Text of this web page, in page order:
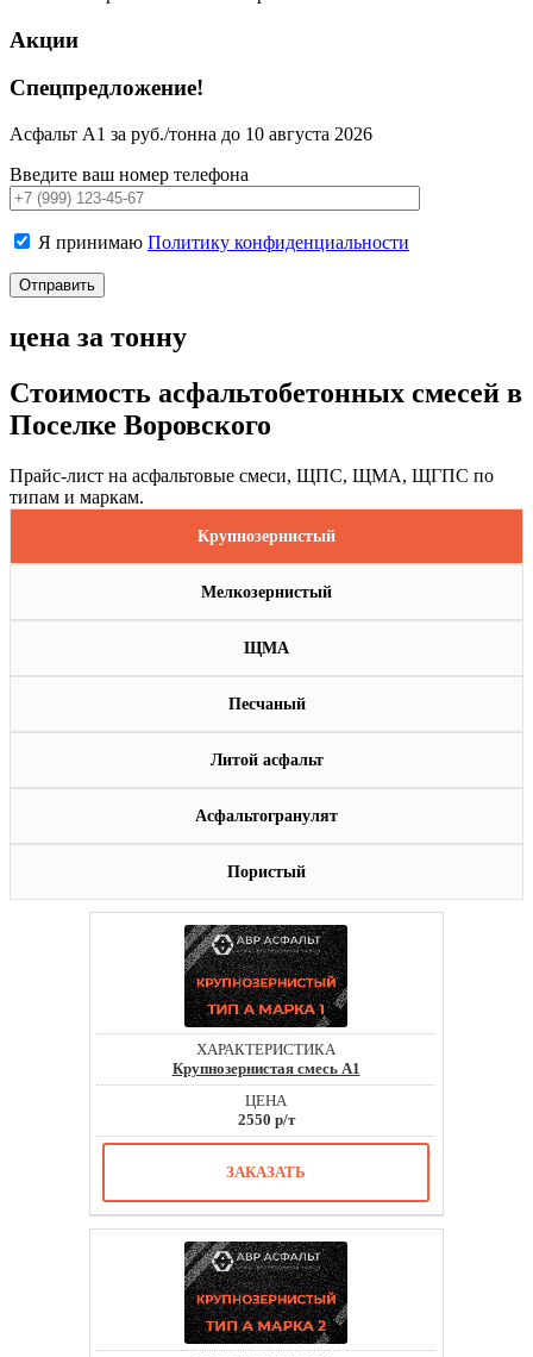
Акции
Спецпредложение!
Асфальт А1 за руб./тонна до 10 августа 2026
Введите ваш номер телефона
Я принимаю Политику конфиденциальности
цена за тонну
Стоимость асфальтобетонных смесей в
Поселке Воровского
Прайс-лист на асфальтовые смеси, ЩПС, ЩМА, ЩГПС по
типам и маркам.
Крупнозернистый
Мелкозернистый
ЩМА
Песчаный
Литой асфальт
Асфальтогранулят
Пористый
Крупнозернистая смесь А1
2550 р/т
ЗАКАЗАТЬ